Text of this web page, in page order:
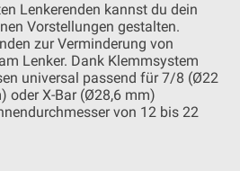
Lenkerenden kannst du dein
Vorstellungen gestalten.
zur Verminderung von
Lenker. Dank Klemmsystem
universal passend für 7/8 (Ø22
oder X-Bar (Ø28,6 mm)
von 12 bis 22